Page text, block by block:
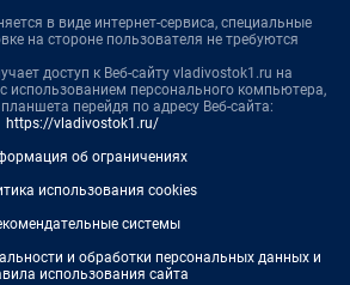
в виде интернет-сервиса, специальные
на стороне пользователя не требуются
доступ к Веб-сайту vladivostok1.ru на
использованием персонального компьютера,
перейдя по адресу Веб-сайта:
https://vladivostok1.ru/
об ограничениях
использования cookies
системы
и обработки персональных данных и
использования сайта